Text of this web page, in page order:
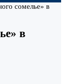
сомелье» в
в